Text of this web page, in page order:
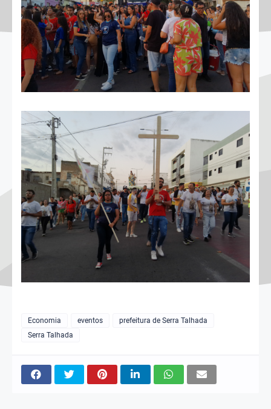
Economia eventos
prefeitura de Serra Talhada
Serra Talhada